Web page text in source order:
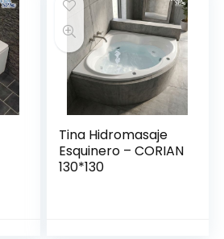
Tina Hidromasaje
Esquinero – CORIAN
130*130